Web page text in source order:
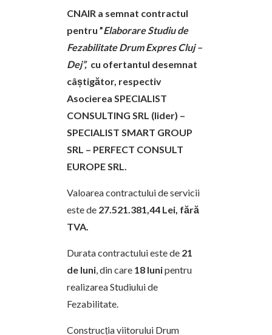
CNAIR a semnat contractul
pentru ”Elaborare Studiu de
Fezabilitate Drum Expres Cluj –
Dej”, cu ofertantul desemnat
câștigător, respectiv
Asocierea SPECIALIST
CONSULTING SRL (lider) –
SPECIALIST SMART GROUP
SRL – PERFECT CONSULT
EUROPE SRL.
Valoarea contractului de servicii
este de 27.521.381,44 Lei, fără
TVA.
Durata contractului este de 21
de luni, din care 18 lunipentru
realizarea Studiului de
Fezabilitate.
Construcția viitorului Drum